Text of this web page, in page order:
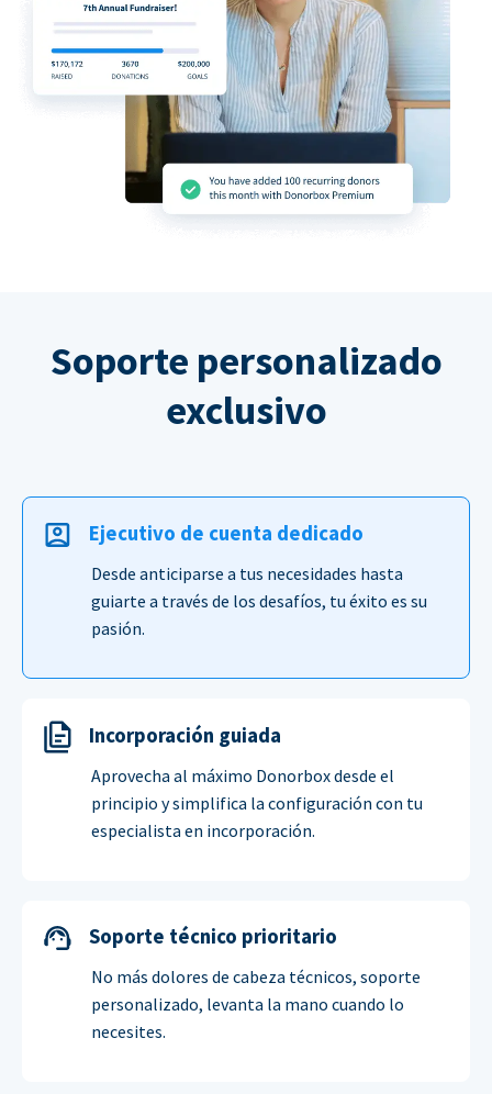
Soporte personalizado
exclusivo
Ejecutivo de cuenta dedicado
Desde anticiparse a tus necesidades hasta
guiarte a través de los desafíos, tu éxito es su
pasión.
Incorporación guiada
Aprovecha al máximo Donorbox desde el
principio y simplifica la configuración con tu
especialista en incorporación.
Soporte técnico prioritario
No más dolores de cabeza técnicos, soporte
personalizado, levanta la mano cuando lo
necesites.